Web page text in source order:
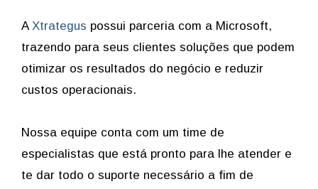
AXtrategus possui parceria com a Microsoft,
trazendo para seus clientes soluções que podem
otimizar os resultados do negócio e reduzir
custos operacionais.
Nossa equipe conta com um time de
especialistas que está pronto para lhe atender e
te dar todo o suporte necessário a fim de